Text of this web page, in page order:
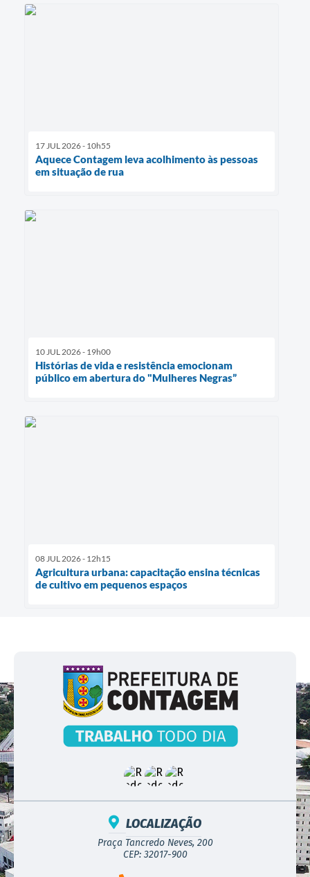
17 JUL 2026 - 10h55
Aquece Contagem leva acolhimento às pessoas
em situação de rua
10 JUL 2026 - 19h00
Histórias de vida e resistência emocionam
público em abertura do "Mulheres Negras”
08 JUL 2026 - 12h15
Agricultura urbana: capacitação ensina técnicas
de cultivo em pequenos espaços
LOCALIZAÇÃO
Praça Tancredo Neves, 200
CEP: 32017-900